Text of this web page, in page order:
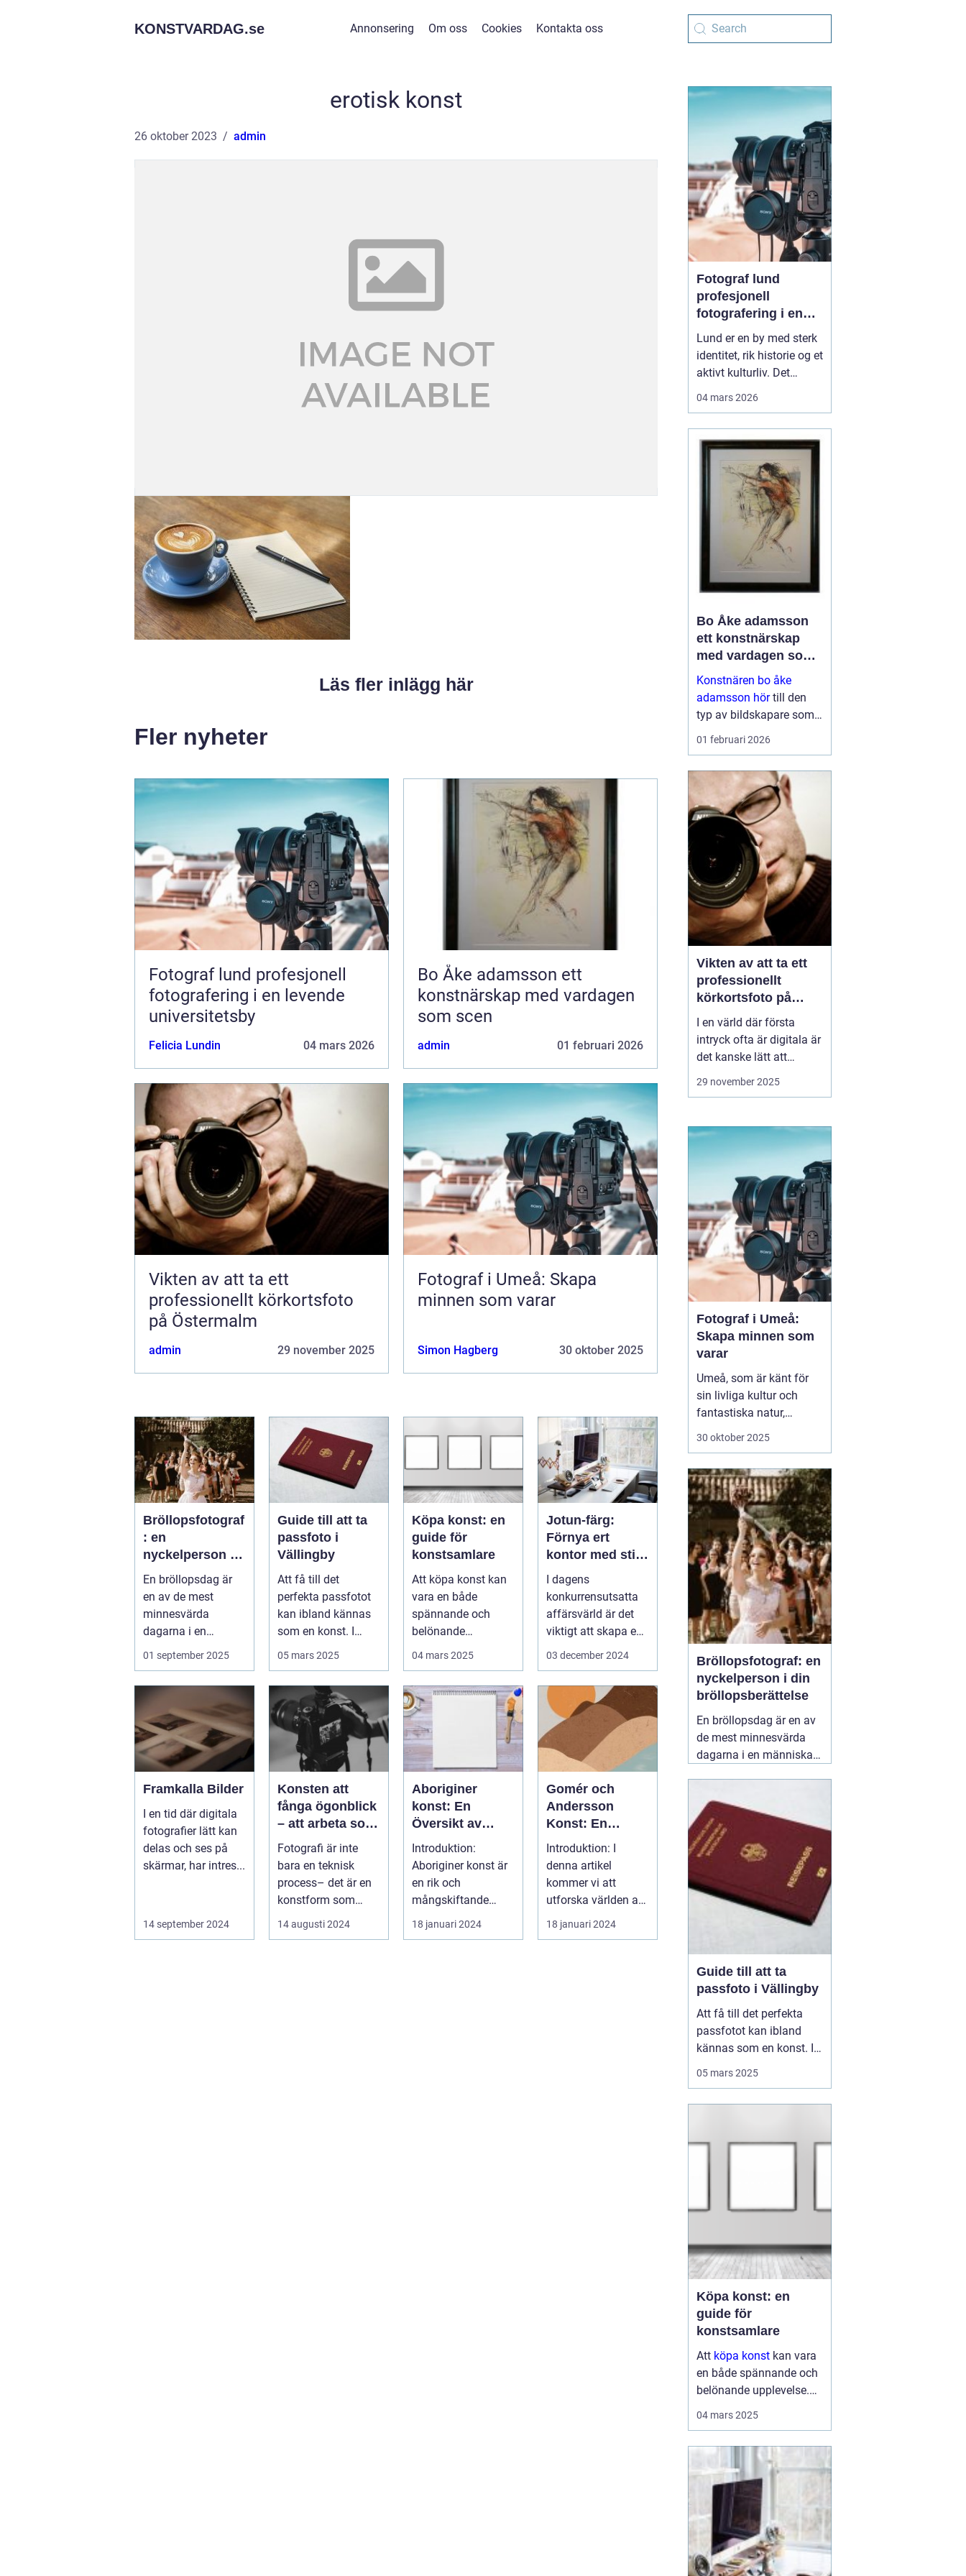
KONSTVARDAG.se Annonsering Om oss Cookies Kontakta oss
erotisk konst
26 oktober 2023 admin
Läs fler inlägg här
Fler nyheter
Fotograf lund profesjonell
fotografering i en levende
universitetsby
Felicia Lundin 04 mars 2026
Bo Åke adamsson ett
konstnärskap med vardagen
som scen
admin 01 februari 2026
Vikten av att ta ett
professionellt körkortsfoto
på Östermalm
admin 29 november 2025
Fotograf i Umeå: Skapa
minnen som varar
Simon Hagberg 30 oktober 2025
Bröllopsfotograf
: en
nyckelperson i
din
bröllopsberättel
se
En bröllopsdag är
en av de mest
minnesvärda
dagarna i en
människas liv. Det
&aum...
01 september 2025
Guide till att ta
passfoto i
Vällingby
Att få till det
perfekta passfotot
kan ibland kännas
som en konst. I
05 mars 2025
Köpa konst: en
guide för
konstsamlare
Att köpa konst kan
vara en både
spännande och
belönande
04 mars 2025
Jotun-färg:
Förnya ert
kontor med stil
och enkelhet
I dagens
konkurrensutsatta
affärsvärld är det
viktigt att skapa en
arbetsmiljö s...
03 december 2024
Framkalla Bilder
I en tid där digitala
fotografier lätt kan
delas och ses på
skärmar, har intres...
14 september 2024
Konsten att
fånga ögonblick
– att arbeta som
fotograf i
Norrköping
Fotografi är inte
bara en teknisk
process– det är en
konstform som
fångar tide...
14 augusti 2024
Aboriginer
konst: En
Översikt av
Konstformen
från Australiens
Urinvånare
Introduktion:
Aboriginer konst är
en rik och
mångskiftande
konstform som
härstammar från
18 januari 2024
Gomér och
Andersson
Konst: En
Fördjupande
Översikt
Introduktion: I
denna artikel
kommer vi att
utforska världen av
Gomér och
Andersson konst,
18 januari 2024
Fotograf lund
profesjonell
fotografering i en
levende
universitetsby
Lund er en by med sterk
identitet, rik historie og et
aktivt kulturliv. Det
kunstneriske portretter
og reklamebilder til
landbruksfoto og
dokumentasjon av
forskning. Når bedrifter,
04 mars 2026
Bo Åke adamsson
ett konstnärskap
med vardagen som
scen
Konstnären bo åke
adamsson hörtill den
typ av bildskapare som
ofta upptäcks av en
galleriutställning eller
bland hundratals namn i
en webbutik. När blicken
väl fastnar st...
01 februari 2026
Vikten av att ta ett
professionellt
körkortsfoto på
Östermalm
I en värld där första
intryck ofta är digitala är
det kanske lätt att
glömma bort vikten av
en viktig del av vår
identitet. Ett k&o...
29 november 2025
Fotograf i Umeå:
Skapa minnen som
varar
Umeå, som är känt för
sin livliga kultur och
fantastiska natur,
erbjuder många tillfällen
staden för att utforska
dess kulturella
evenemang eller de
vackra norrlands...
30 oktober 2025
Bröllopsfotograf: en
nyckelperson i din
bröllopsberättelse
En bröllopsdag är en av
de mest minnesvärda
dagarna i en människas
känslosamma stunder
som man vill för evigt
bevara i minnet.
september 2025
Guide till att ta
passfoto i Vällingby
Att få till det perfekta
passfotot kan ibland
kännas som en konst. I
rät...
05 mars 2025
Köpa konst: en
guide för
konstsamlare
Att köpa konst kan vara
en både spännande och
belönande upplevelse.
att investera i något som
u...
04 mars 2025